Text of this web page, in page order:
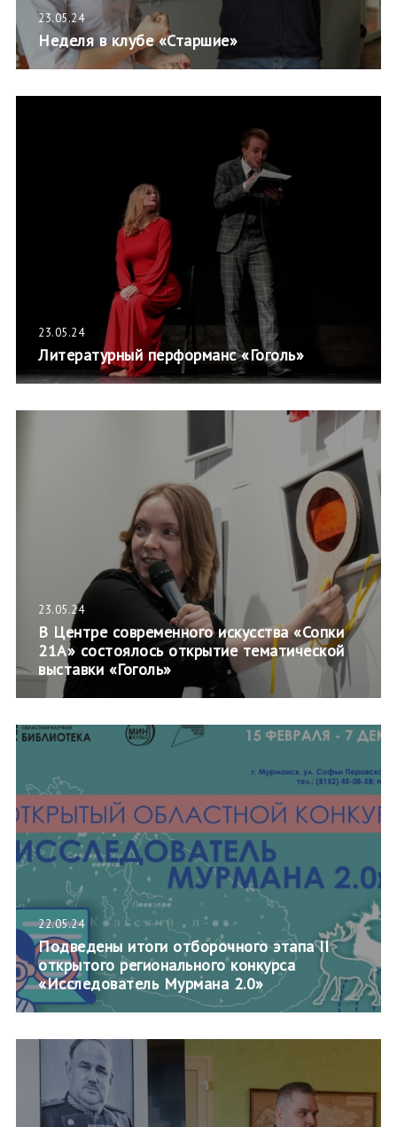
23.05.24
Неделя в клубе «Старшие»
23.05.24
Литературный перформанс «Гоголь»
23.05.24
В Центре современного искусства «Сопки
21А» состоялось открытие тематической
выставки «Гоголь»
22.05.24
Подведены итоги отборочного этапа II
открытого регионального конкурса
«Исследователь Мурмана 2.0»